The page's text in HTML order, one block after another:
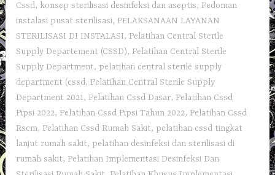
Cssd, konsep sterilisasi desinfeksi dan aseptis, Pedoman
instalasi pusat sterilisasi, PELAKSANAAN LAYANAN
STERILISASI DI INSTALASI, Pelatihan Central Sterile
Supply Departement (CSSD), Pelatihan Central Sterile
Supply Department, pelatihan central sterile supply
department (cssd, Pelatihan Central Sterile Supply
Department 2021, Pelatihan Cssd Dasar, Pelatihan Cssd
Pipsi 2022, Pelatihan Cssd Pipsi Tahun 2022, Pelatihan Cssd
Rscm, Pelatihan Cssd Rumah Sakit, pelatihan cssd tingkat
lanjut rumah sakit, pelatihan desinfeksi dan sterilisasi di
rumah sakit, Pelatihan Implementasi Desinfeksi Dan